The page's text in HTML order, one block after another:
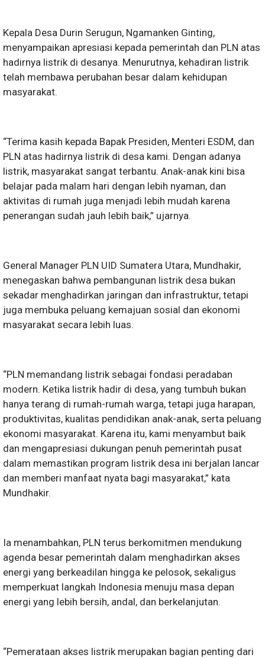
Kepala Desa Durin Serugun, Ngamanken Ginting,
menyampaikan apresiasi kepada pemerintah dan PLN atas
hadirnya listrik di desanya. Menurutnya, kehadiran listrik
telah membawa perubahan besar dalam kehidupan
masyarakat.
“Terima kasih kepada Bapak Presiden, Menteri ESDM, dan
PLN atas hadirnya listrik di desa kami. Dengan adanya
listrik, masyarakat sangat terbantu. Anak-anak kini bisa
belajar pada malam hari dengan lebih nyaman, dan
aktivitas di rumah juga menjadi lebih mudah karena
penerangan sudah jauh lebih baik,” ujarnya.
General Manager PLN UID Sumatera Utara, Mundhakir,
menegaskan bahwa pembangunan listrik desa bukan
sekadar menghadirkan jaringan dan infrastruktur, tetapi
juga membuka peluang kemajuan sosial dan ekonomi
masyarakat secara lebih luas.
“PLN memandang listrik sebagai fondasi peradaban
modern. Ketika listrik hadir di desa, yang tumbuh bukan
hanya terang di rumah-rumah warga, tetapi juga harapan,
produktivitas, kualitas pendidikan anak-anak, serta peluang
ekonomi masyarakat. Karena itu, kami menyambut baik
dan mengapresiasi dukungan penuh pemerintah pusat
dalam memastikan program listrik desa ini berjalan lancar
dan memberi manfaat nyata bagi masyarakat,” kata
Mundhakir.
Ia menambahkan, PLN terus berkomitmen mendukung
agenda besar pemerintah dalam menghadirkan akses
energi yang berkeadilan hingga ke pelosok, sekaligus
memperkuat langkah Indonesia menuju masa depan
energi yang lebih bersih, andal, dan berkelanjutan.
“Pemerataan akses listrik merupakan bagian penting dari